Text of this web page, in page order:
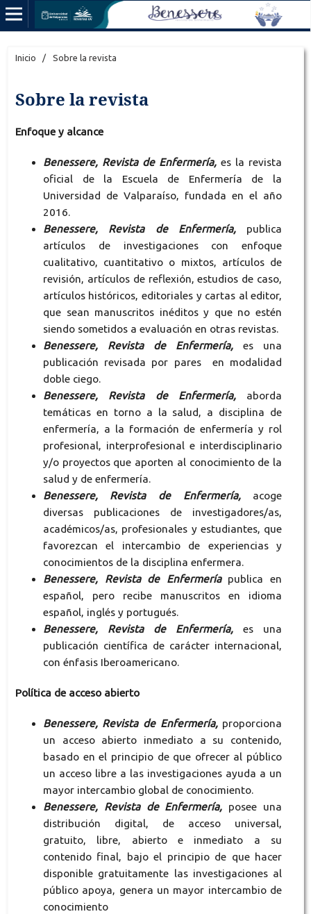
Inicio / Sobre la revista
Sobre la revista
Enfoque y alcance
Benessere, Revista de Enfermería, es la revista
oficial de la Escuela de Enfermería de la
Universidad de Valparaíso, fundada en el año
2016.
Benessere, Revista de Enfermería, publica
artículos de investigaciones con enfoque
cualitativo, cuantitativo o mixtos, artículos de
revisión, artículos de reflexión, estudios de caso,
artículos históricos, editoriales y cartas al editor,
que sean manuscritos inéditos y que no estén
siendo sometidos a evaluación en otras revistas.
Benessere, Revista de Enfermería,es una
publicación revisada por pares en modalidad
doble ciego.
Benessere, Revista de Enfermería, aborda
temáticas en torno a la salud, a disciplina de
enfermería, a la formación de enfermería y rol
profesional, interprofesional e interdisciplinario
y/o proyectos que aporten al conocimiento de la
salud y de enfermería.
Benessere, Revista de Enfermería, acoge
diversas publicaciones de investigadores/as,
académicos/as, profesionales y estudiantes, que
favorezcan el intercambio de experiencias y
conocimientos de la disciplina enfermera.
Benessere, Revista de Enfermeríapublica en
español, pero recibe manuscritos en idioma
español, inglés y portugués.
Benessere, Revista de Enfermería,es una
publicación científica de carácter internacional,
con énfasis Iberoamericano.
Política de acceso abierto
Benessere, Revista de Enfermería,proporciona
un acceso abierto inmediato a su contenido,
basado en el principio de que ofrecer al público
un acceso libre a las investigaciones ayuda a un
mayor intercambio global de conocimiento.
Benessere, Revista de Enfermería, posee una
distribución digital, de acceso universal,
gratuito, libre, abierto e inmediato a su
contenido final, bajo el principio de que hacer
disponible gratuitamente las investigaciones al
público apoya, genera un mayor intercambio de
conocimiento